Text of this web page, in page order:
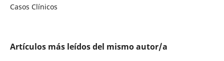
Casos Clínicos
Artículos más leídos del mismo autor/a